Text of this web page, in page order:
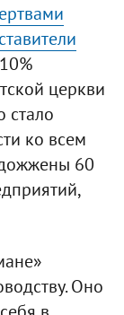
церкви
стало
ко всем
60
Оно